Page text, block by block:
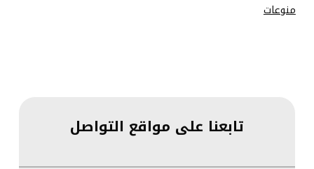
منوعات
تابعنا على مواقع التواصل